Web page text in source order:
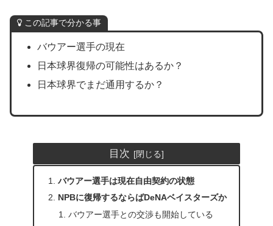
この記事で分かる事
バウアー選手の現在
日本球界復帰の可能性はあるか？
日本球界でまだ通用するか？
目次
バウアー選手は現在自由契約の状態
NPBに復帰するならばDeNAベイスターズか
バウアー選手との交渉も開始している